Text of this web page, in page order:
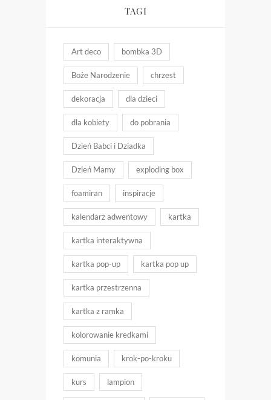
TAGI
Art deco bombka 3D
Boże Narodzenie chrzest
dekoracja dla dzieci
dla kobiety do pobrania
Dzień Babci i Dziadka
Dzień Mamy exploding box
foamiran inspiracje
kalendarz adwentowy kartka
kartka interaktywna
kartka pop-up kartka pop up
kartka przestrzenna
kartka z ramka
kolorowanie kredkami
komunia krok-po-kroku
kurs lampion